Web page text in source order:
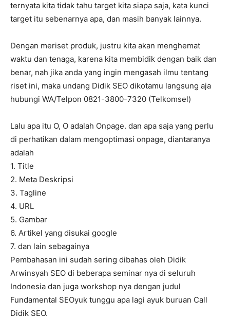
ternyata kita tidak tahu target kita siapa saja, kata kunci
target itu sebenarnya apa, dan masih banyak lainnya.
Dengan meriset produk, justru kita akan menghemat
waktu dan tenaga, karena kita membidik dengan baik dan
benar, nah jika anda yang ingin mengasah ilmu tentang
riset ini, maka undang Didik SEO dikotamu langsung aja
hubungi WA/Telpon 0821-3800-7320 (Telkomsel)
Lalu apa itu O, O adalah Onpage. dan apa saja yang perlu
di perhatikan dalam mengoptimasi onpage, diantaranya
adalah
1. Title
2. Meta Deskripsi
3. Tagline
4. URL
5. Gambar
6. Artikel yang disukai google
7. dan lain sebagainya
Pembahasan ini sudah sering dibahas oleh Didik
Arwinsyah SEO di beberapa seminar nya di seluruh
Indonesia dan juga workshop nya dengan judul
Fundamental SEOyuk tunggu apa lagi ayuk buruan Call
Didik SEO.